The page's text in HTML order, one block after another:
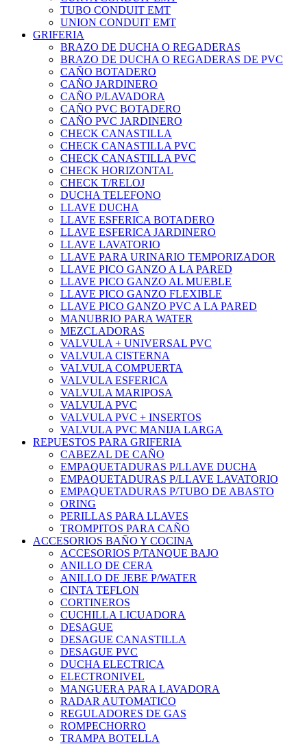
TUBO CONDUIT EMT
UNION CONDUIT EMT
GRIFERIA
BRAZO DE DUCHA O REGADERAS
BRAZO DE DUCHA O REGADERAS DE PVC
CAÑO BOTADERO
CAÑO JARDINERO
CAÑO P/LAVADORA
CAÑO PVC BOTADERO
CAÑO PVC JARDINERO
CHECK CANASTILLA
CHECK CANASTILLA PVC
CHECK CANASTILLA PVC
CHECK HORIZONTAL
CHECK T/RELOJ
DUCHA TELEFONO
LLAVE DUCHA
LLAVE ESFERICA BOTADERO
LLAVE ESFERICA JARDINERO
LLAVE LAVATORIO
LLAVE PARA URINARIO TEMPORIZADOR
LLAVE PICO GANZO A LA PARED
LLAVE PICO GANZO AL MUEBLE
LLAVE PICO GANZO FLEXIBLE
LLAVE PICO GANZO PVC A LA PARED
MANUBRIO PARA WATER
MEZCLADORAS
VALVULA + UNIVERSAL PVC
VALVULA CISTERNA
VALVULA COMPUERTA
VALVULA ESFERICA
VALVULA MARIPOSA
VALVULA PVC
VALVULA PVC + INSERTOS
VALVULA PVC MANIJA LARGA
REPUESTOS PARA GRIFERIA
CABEZAL DE CAÑO
EMPAQUETADURAS P/LLAVE DUCHA
EMPAQUETADURAS P/LLAVE LAVATORIO
EMPAQUETADURAS P/TUBO DE ABASTO
ORING
PERILLAS PARA LLAVES
TROMPITOS PARA CAÑO
ACCESORIOS BAÑO Y COCINA
ACCESORIOS P/TANQUE BAJO
ANILLO DE CERA
ANILLO DE JEBE P/WATER
CINTA TEFLON
CORTINEROS
CUCHILLA LICUADORA
DESAGUE
DESAGUE CANASTILLA
DESAGUE PVC
DUCHA ELECTRICA
ELECTRONIVEL
MANGUERA PARA LAVADORA
RADAR AUTOMATICO
REGULADORES DE GAS
ROMPECHORRO
TRAMPA BOTELLA